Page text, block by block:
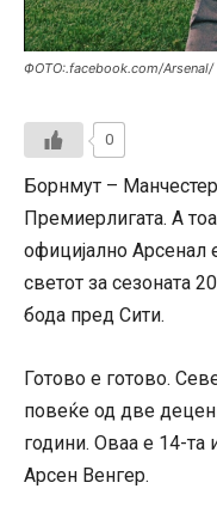
ФОТО:.facebook.com/Arsenal/
0
Борнмут –
Премиерлигата. А
официјално Арсенал
светот за сезоната
бода пред Сити.
Готово е готово.
повеќе од две
години. Оваа е 14-та
Арсен Венгер.